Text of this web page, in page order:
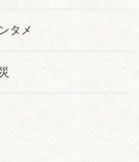
タメ